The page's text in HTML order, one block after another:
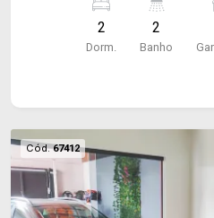
quarto de apoio e
praticidade para o dia a
garagem com capacidade
2
Dorm.
2
Banho
Cód.67412